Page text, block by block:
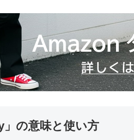
」の意味と使い方